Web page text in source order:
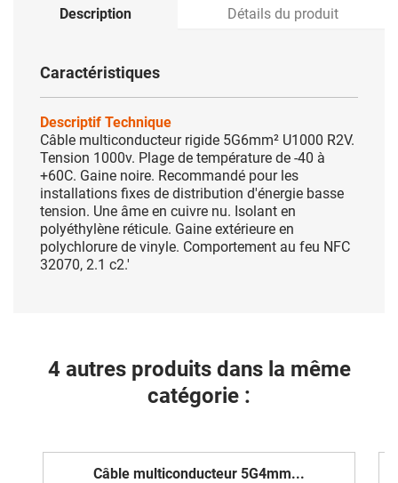
Description Détails du produit
Caractéristiques
Descriptif Technique
Câble multiconducteur rigide 5G6mm² U1000 R2V.
Tension 1000v. Plage de température de -40 à
+60C. Gaine noire. Recommandé pour les
installations fixes de distribution d'énergie basse
tension. Une âme en cuivre nu. Isolant en
polyéthylène réticule. Gaine extérieure en
polychlorure de vinyle. Comportement au feu NFC
32070, 2.1 c2.'
4 autres produits dans la même
catégorie :
Câble multiconducteur 5G4mm...